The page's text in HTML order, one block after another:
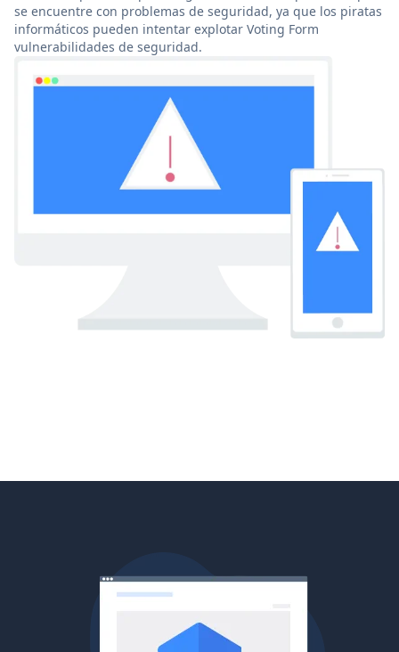
se encuentre con problemas de seguridad, ya que los piratas
informáticos pueden intentar explotar Voting Form
vulnerabilidades de seguridad.